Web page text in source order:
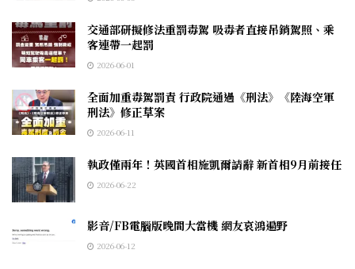
交通部研擬修法重罰毒駕 吸毒者直接吊銷駕照、乘
客連帶一起罰
2026-06-01
全面加重毒駕罰責 行政院通過《刑法》《陸海空軍
刑法》修正草案
2026-06-11
執政僅兩年！英國首相施凱爾請辭 新首相9月前接任
2026-06-22
影音/FB電腦版晚間大當機 網友哀鴻遍野
2026-06-12